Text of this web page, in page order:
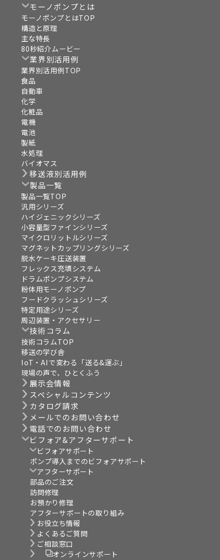
モーノポンプとは
モーノポンプとはTOP
構造と原理
主な特長
80秒紹介ムービー
業界別活用例
業界別活用例TOP
食品
自動車
化学
化粧品
電機
電池
製紙
水処理
バイオマス
移送液別活用例
製品一覧
製品一覧TOP
汎用シリーズ
ハイジェニックシリーズ
小容量型ファインシリーズ
マイクロリットルシリーズ
マグネットカップリングシリーズ
脱水ケーキ圧送装置
フレックス充填システム
ドラムポンプシステム
粉体用モーノポンプ
フードクラッシュシリーズ
特定用途シリーズ
周辺装置・アクセサリー
技術コラム
技術コラムTOP
移送の学び舎
IoT・AIで変わる「送る&運ぶ」
現場の声で、ひとくふう
展示会情報
スペシャルコンテンツ
カタログ請求
メールでのお問い合わせ
電話でのお問い合わせ
ビフォア&アフターサポート
ビフォアサポート
ポンプ導入までのビフォアサポート
アフターサポート
部品のご注文
訪問修理
お預かり修理
アフターサポートの取り組み
お役立ち情報
よくあるご質問
ご相談窓口
オンラインサポート